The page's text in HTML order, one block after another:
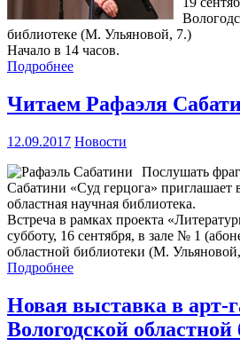
библиотеке (М. Ульяновой, 7.)
Начало в 14 часов.
Подробнее
Читаем Рафаэля
12.09.2017 Новости
Послушать
Сабатини «Суд герцога» приглашает
областная научная библиотека.
Встреча в рамках проекта
субботу, 16 сентября, в зале № 1
областной библиотеки (М.
Подробнее
Новая выставка в арт-
Вологодской